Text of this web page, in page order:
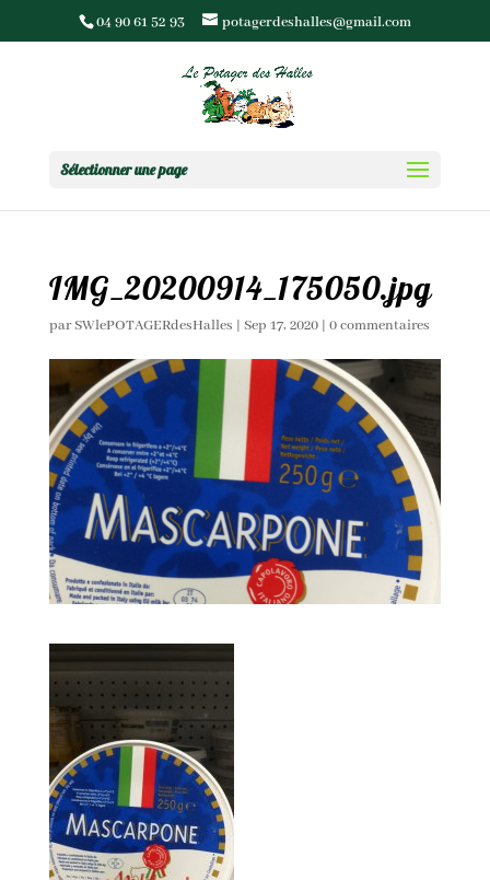
04 90 61 52 93 potagerdeshalles@gmail.com
Sélectionner une page
IMG_20200914_175050.jpg
parSWlePOTAGERdesHalles | Sep 17, 2020| 0 commentaires